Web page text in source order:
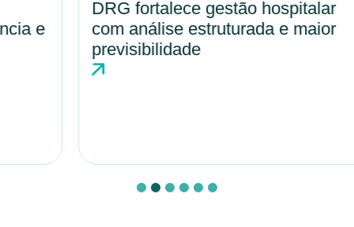
DRG fortalece gestão hospitalar
com análise estruturada e maior
previsibilidade